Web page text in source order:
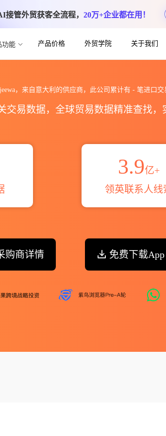
接管外贸获客全流程， 20万+企业都在用！
功能 产品价格 外贸学院 关于我们
，来自意大利的供应商，此公司累计有 -笔进口交
交易数据，全球贸易数据精准查找
3.9亿+
领英联系人线
购商详情 免费下载App